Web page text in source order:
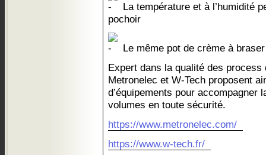
La température et à l’humidité
pochoir
Le même pot de crème à
Expert dans la qualité des process
Metronelec et W-Tech proposent
d’équipements pour accompagner
volumes en toute sécurité.
https://www.metronelec.com/
https://www.w-tech.fr/